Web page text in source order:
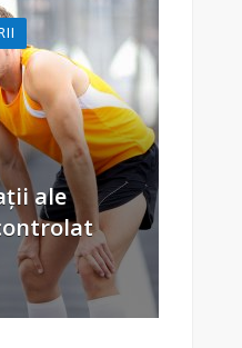
ale